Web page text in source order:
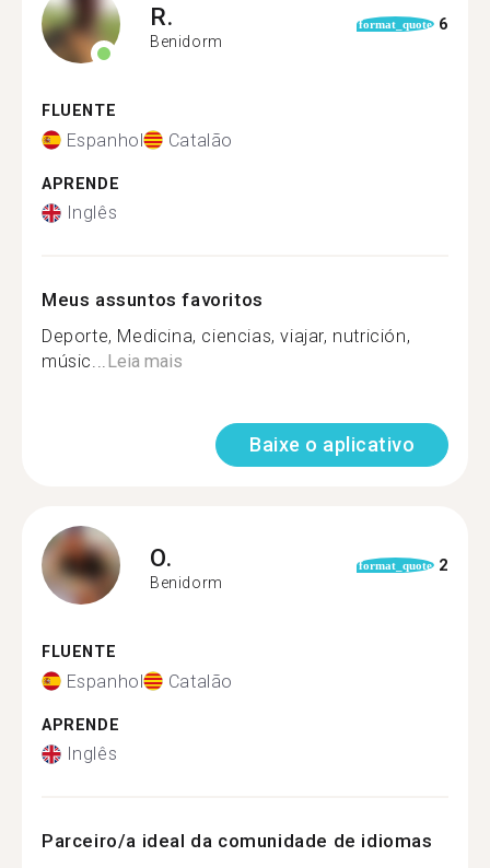
R.
Benidorm
format_quote 6
FLUENTE
Espanhol Catalão
APRENDE
Inglês
Meus assuntos favoritos
Deporte, Medicina, ciencias, viajar, nutrición,
músic...Leia mais
Baixe o aplicativo
O.
Benidorm
format_quote 2
FLUENTE
Espanhol Catalão
APRENDE
Inglês
Parceiro/a ideal da comunidade de idiomas